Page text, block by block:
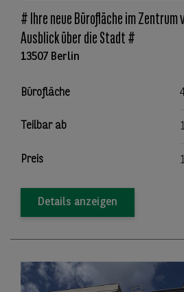
# Ihre neue Bürofläche im Zentrum
Ausblick über die Stadt #
13507 Berlin
Bürofläche
Teilbar ab
Preis
Details anzeigen